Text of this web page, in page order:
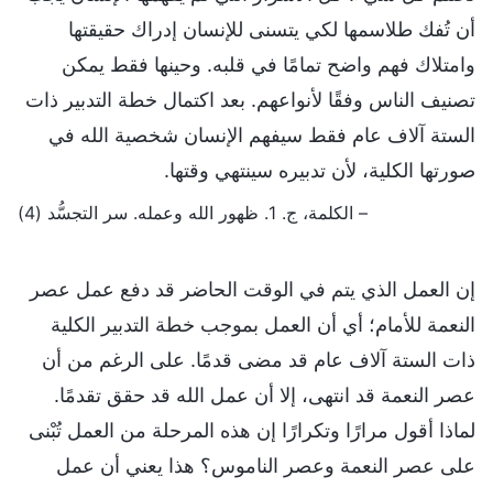
أن تُفك طلاسمها لكي يتسنى للإنسان إدراك حقيقتها
وامتلاك فهم واضح تمامًا في قلبه. وحينها فقط يمكن
تصنيف الناس وفقًا لأنواعهم. بعد اكتمال خطة التدبير ذات
الستة آلاف عام فقط سيفهم الإنسان شخصية الله في
صورتها الكلية، لأن تدبيره سينتهي وقتها.
– الكلمة، ج. 1. ظهور الله وعمله. سر التجسُّد (4)
إن العمل الذي يتم في الوقت الحاضر قد دفع عمل عصر
النعمة للأمام؛ أي أن العمل بموجب خطة التدبير الكلية
ذات الستة آلاف عام قد مضى قدمًا. على الرغم من أن
عصر النعمة قد انتهى، إلا أن عمل الله قد حقق تقدمًا.
لماذا أقول مرارًا وتكرارًا إن هذه المرحلة من العمل تُبْنى
على عصر النعمة وعصر الناموس؟ هذا يعني أن عمل